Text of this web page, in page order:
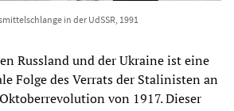
in der UdSSR, 1991
Russland und der Ukraine ist eine
Folge des Verrats der Stalinisten an
von 1917. Dieser